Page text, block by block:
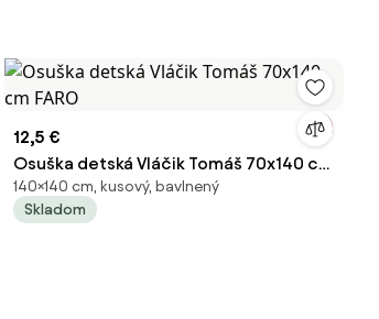
12,5 €
Osuška detská Vláčik Tomáš 70x140 cm
FARO
140×140 cm, kusový, bavlnený
Skladom